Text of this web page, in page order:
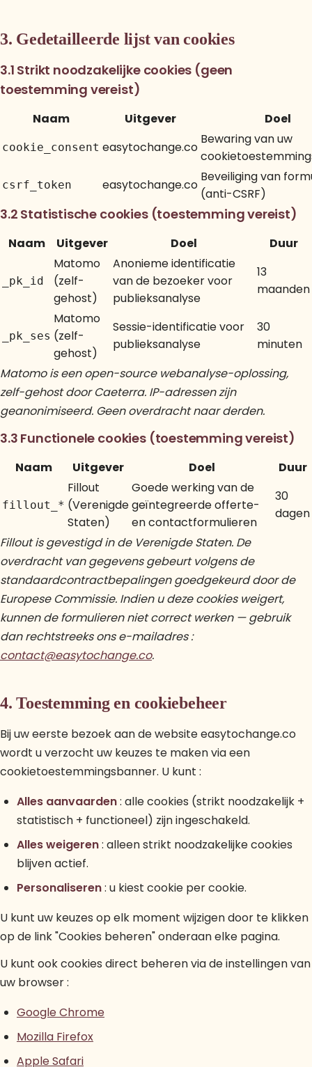
3. Gedetailleerde lijst van cookies
3.1 Strikt noodzakelijke cookies (geen
toestemming vereist)
Naam Uitgever Doel
cookie_consent easytochange.co
Bewaring van uw
csrf_token easytochange.co
Beveiliging van
(anti-CSRF)
3.2 Statistische cookies (toestemming vereist)
Naam Uitgever Doel Duur
_pk_id
Matomo
(zelf-
gehost)
Anonieme identificatie
van de bezoeker voor
publieksanalyse
13
maanden
_pk_ses
Matomo
(zelf-
gehost)
Sessie-identificatie voor
publieksanalyse
30
minuten
Matomo is een open-source webanalyse-oplossing,
zelf-gehost door Caeterra. IP-adressen zijn
geanonimiseerd. Geen overdracht naar derden.
3.3 Functionele cookies (toestemming vereist)
Naam Uitgever Doel Duur
fillout_*
Fillout
(Verenigde
Staten)
Goede werking van de
geïntegreerde offerte-
en contactformulieren
30
dagen
Fillout is gevestigd in de Verenigde Staten. De
overdracht van gegevens gebeurt volgens de
standaardcontractbepalingen goedgekeurd door de
Europese Commissie. Indien u deze cookies weigert,
kunnen de formulieren niet correct werken — gebruik
dan rechtstreeks ons e-mailadres :
contact@easytochange.co.
4. Toestemming en cookiebeheer
Bij uw eerste bezoek aan de website easytochange.co
wordt u verzocht uw keuzes te maken via een
cookietoestemmingsbanner. U kunt :
Alles aanvaarden: alle cookies (strikt noodzakelijk +
statistisch + functioneel) zijn ingeschakeld.
Alles weigeren: alleen strikt noodzakelijke cookies
blijven actief.
Personaliseren: u kiest cookie per cookie.
U kunt uw keuzes op elk moment wijzigen door te klikken
op de link "Cookies beheren" onderaan elke pagina.
U kunt ook cookies direct beheren via de instellingen van
uw browser :
Google Chrome
Mozilla Firefox
Apple Safari